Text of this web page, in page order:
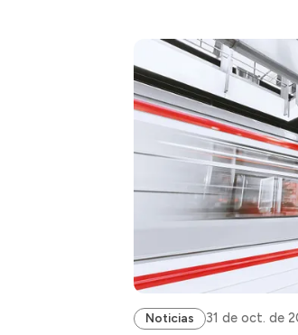
Noticias 31 de oct. de